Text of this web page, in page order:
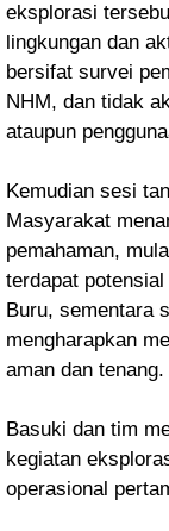
eksplorasi
lingkungan dan
bersifat survei
NHM, dan tidak
ataupun
Kemudian sesi
Masyarakat
pemahaman,
terdapat
Buru, sementara
mengharapkan
aman dan tenang.
Basuki dan tim
kegiatan
operasional